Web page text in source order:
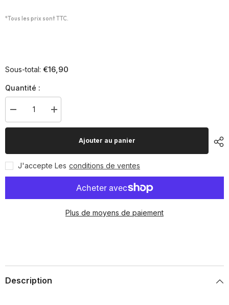
*Tous les prix sont TTC.
Sous-total: €16,90
Quantité :
Diminuer
la
quantité
de
8
blocs
de
Augmenter
la
quantité
de
8
blocs
de
entraînement
Ajouter au panier
J'accepte Les conditions de ventes
Plus de moyens de paiement
Description